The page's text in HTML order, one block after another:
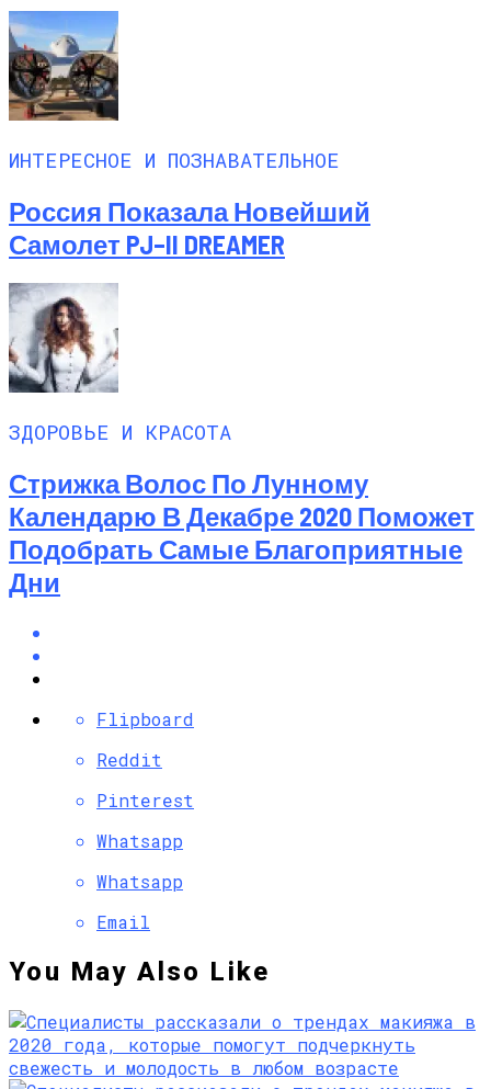
ИНТЕРЕСНОЕ И ПОЗНАВАТЕЛЬНОЕ
Россия Показала Новейший
Самолет PJ–II DREAMER
ЗДОРОВЬЕ И КРАСОТА
Стрижка Волос По Лунному
Календарю В Декабре 2020 Поможет
Подобрать Самые Благоприятные
Дни
Flipboard
Reddit
Pinterest
Whatsapp
Whatsapp
Email
You May Also Like